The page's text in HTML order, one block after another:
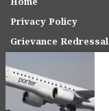
Home
Privacy Policy
Grievance Redressal